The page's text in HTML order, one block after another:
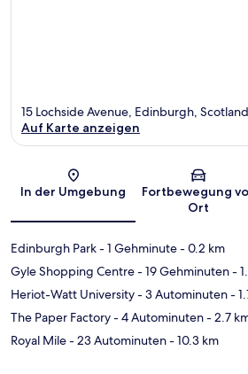
Karte
15 Lochside Avenue, Edinburgh,
Auf Karte anzeigen
In der Umgebung
Fortbewegung
Ort
Edinburgh Park- 1 Gehminute- 0.2 km
Gyle Shopping Centre- 19 Gehminuten-
Heriot-Watt University- 3 Autominuten-
The Paper Factory- 4 Autominuten- 2.7
Royal Mile- 23 Autominuten- 10.3 km